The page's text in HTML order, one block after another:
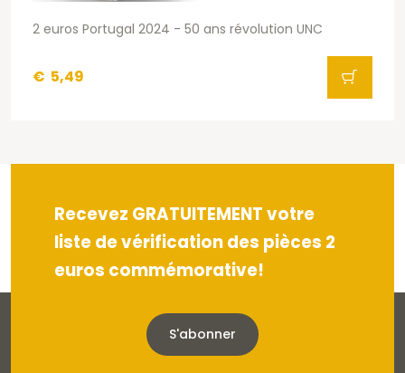
2 euros Portugal 2024 - 50 ans révolution UNC
€ 5,49
Recevez GRATUITEMENT votre
liste de vérification des pièces 2
euros commémorative!
S'abonner